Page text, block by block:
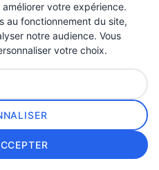
de passages par rieu,
selon gabarit, une
période de passage :
…
et DUCHEMIN
de mettre en
Monsieur DUCHEMIN est
French
votre expérience.
au fonctionnement du site,
notre audience. Vous
votre choix.